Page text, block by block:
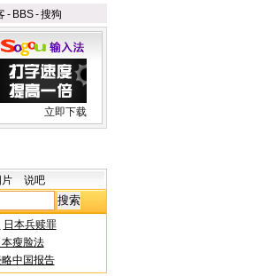
- BBS-搜狗
立即下载
片 说吧
日本兵赎罪
本瘦脸法
中国报告